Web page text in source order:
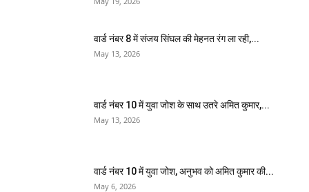
वार्ड नंबर 8 में संजय सिंघल की मेहनत रंग ला रही,...
May 13, 2026
वार्ड नंबर 10 में युवा जोश के साथ उतरे अमित कुमार,...
May 13, 2026
वार्ड नंबर 10 में युवा जोश, अनुभव को अमित कुमार की...
May 6, 2026